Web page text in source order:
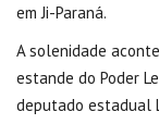
em Ji-Paraná.
A solenidade
estande do Poder
deputado estadual